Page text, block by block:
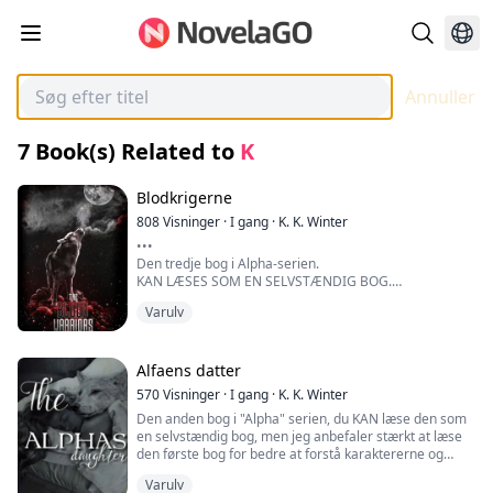
Annuller
7 Book(s) Related to K
Blodkrigerne
808Visninger ·I gang · K. K. Winter
•••
Den tredje bog i Alpha-serien.
KAN LÆSES SOM EN SELVSTÆNDIG BOG.
vigtigst af alt, denne uansvarlige unge mand var den
kommende Alpha for Blood Warrior-flokken.
Livet virkede simpelt; han havde det sjovt, fik mere end
nok opmærksomhed og respekt uden at gøre noget.
Det hele sluttede, da hans øjne faldt på en bestemt
hun-ulv.
Han trak på skuldrene og ignorerede hendes eksistens,
Varulv
Alfaens datter
570Visninger ·I gang · K. K. Winter
Den anden bog i "Alpha" serien, du KAN læse den som
en selvstændig bog, men jeg anbefaler stærkt at læse
den første bog for bedre at forstå karaktererne og
•••
Varulv